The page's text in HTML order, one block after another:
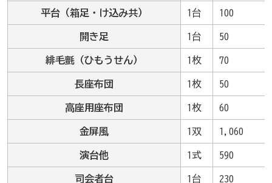
平台（箱足・け込み共） 1台 100
開き足 1台 50
緋毛氈（ひもうせん） 1枚 70
長座布団 1枚 50
高座用座布団 1枚 60
金屏風 1双 1,060
演台他 1式 590
司会者台 1台 230